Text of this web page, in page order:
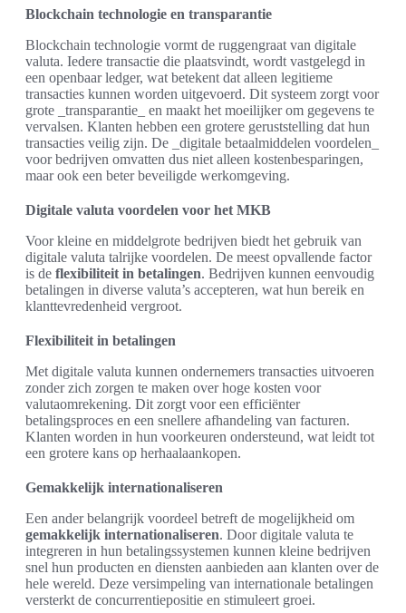
Blockchain technologie en transparantie
Blockchain technologie vormt de ruggengraat van digitale
valuta. Iedere transactie die plaatsvindt, wordt vastgelegd in
een openbaar ledger, wat betekent dat alleen legitieme
transacties kunnen worden uitgevoerd. Dit systeem zorgt voor
grote _transparantie_ en maakt het moeilijker om gegevens te
vervalsen. Klanten hebben een grotere geruststelling dat hun
transacties veilig zijn. De _digitale betaalmiddelen voordelen_
voor bedrijven omvatten dus niet alleen kostenbesparingen,
maar ook een beter beveiligde werkomgeving.
Digitale valuta voordelen voor het MKB
Voor kleine en middelgrote bedrijven biedt het gebruik van
digitale valuta talrijke voordelen. De meest opvallende factor
is de flexibiliteit in betalingen. Bedrijven kunnen eenvoudig
betalingen in diverse valuta’s accepteren, wat hun bereik en
klanttevredenheid vergroot.
Flexibiliteit in betalingen
Met digitale valuta kunnen ondernemers transacties uitvoeren
zonder zich zorgen te maken over hoge kosten voor
valutaomrekening. Dit zorgt voor een efficiënter
betalingsproces en een snellere afhandeling van facturen.
Klanten worden in hun voorkeuren ondersteund, wat leidt tot
een grotere kans op herhaalaankopen.
Gemakkelijk internationaliseren
Een ander belangrijk voordeel betreft de mogelijkheid om
gemakkelijk internationaliseren. Door digitale valuta te
integreren in hun betalingssystemen kunnen kleine bedrijven
snel hun producten en diensten aanbieden aan klanten over de
hele wereld. Deze versimpeling van internationale betalingen
versterkt de concurrentiepositie en stimuleert groei.